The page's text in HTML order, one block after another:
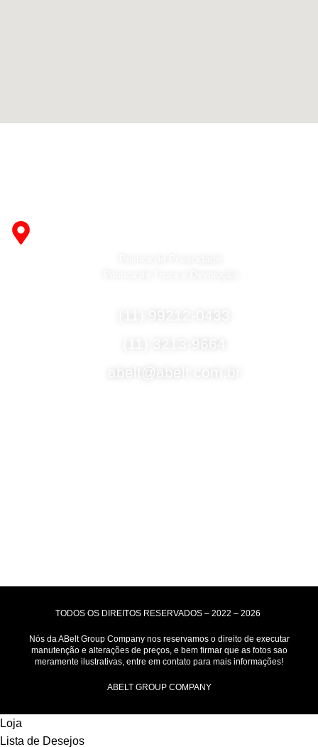
(11) 3213-9664
abelt@abelt.com.br
TODOS OS DIREITOS RESERVADOS – 2022 – 2026
Nós da ABelt Group Company nos reservamos o direito de executar
manutenção e alterações de preços, e bem firmar que as fotos sao
meramente ilustrativas, entre em contato para mais informações!
ABELT GROUP COMPANY
Loja
Lista de Desejos